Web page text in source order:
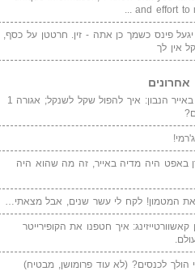
and effort to
פינס כשמך כן אתה - זין. חרטטן על כסף,
אין לך
המדייה באייר הנבון: איך להפול שקל לשנקל; אגורה 1
באפט היה מדיה באייר, זה מה שהוא היה
המטמון! לקח לי עשר שנים, אבל מצאתי…
קאשוורטייזינג: איך חטפנו את הקופירייטר
הולך לכנסים? (לא עוד פרומושן, מבטיח)